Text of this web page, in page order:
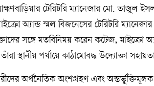
টেরিটরি ম্যানেজার মো. তাজুল
অ্যান্ড স্মল বিজনেসের টেরিটরি
সঙ্গে মতবিনিময় করেন কটেজ, মাইক্রো
স্থানীয় পর্যায়ে কাঠামোবদ্ধ উদ্যোক্তা
অর্থনৈতিক অংশগ্রহণ এবং অন্তর্ভুক্তিমূলক